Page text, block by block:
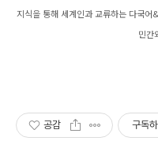
지식을 통해 세계인과 교류하는 다국
민간
공감 구독하